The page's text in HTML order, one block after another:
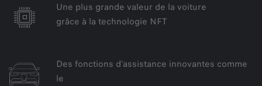
Une plus grande valeur de la voiture
grâce à la technologie NFT
Des fonctions d'assistance innovantes comme
le